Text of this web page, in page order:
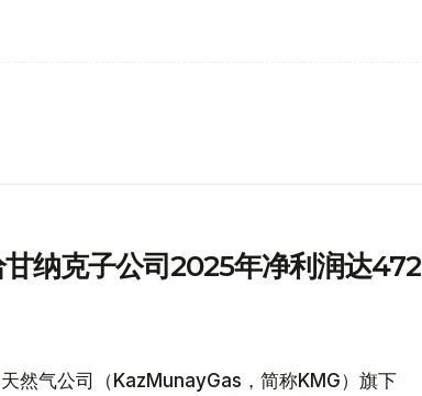
纳克子公司2025年净利润达472
然气公司（KazMunayGas，简称KMG）旗下